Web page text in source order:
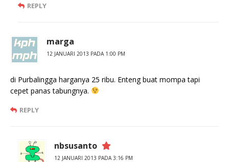
REPLY
marga
12 JANUARI 2013 PADA 1:00 PM
di Purbalingga harganya 25 ribu. Enteng buat mompa tapi
cepet panas tabungnya.
REPLY
nbsusanto
12 JANUARI 2013 PADA 3:16 PM